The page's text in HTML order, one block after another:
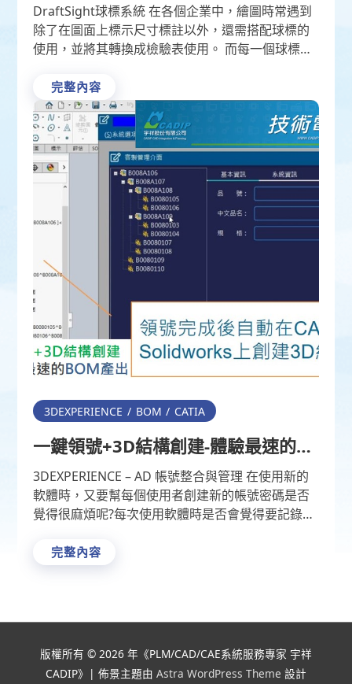
DraftSight球標系統 在各個企業中，繪圖時常遇到
除了在圖面上標示尺寸標註以外，還需搭配球標的
使用，並將其轉換成檢驗表使用。 而每一個球標的
容易有 …
完整內容
3DEXPERIENCE BOM CATIA
一鍵領號+3D結構創建-體驗最速的
BOM產出
3DEXPERIENCE – AD 帳號整合與管理 在使用新的
軟體時，又要幫每個使用者創建新的帳號密碼是否
覺得很麻煩呢?每次使用軟體時是否會覺得要記錄多
完整內容
版權所有 © 2026 年《PLM/CAD/CAE系統服務專家 宇祥
CADIP》| 佈景主題由 Astra WordPress Theme 設計